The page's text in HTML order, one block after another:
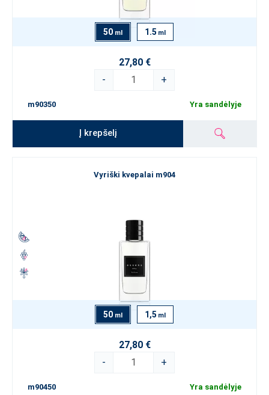
50 ml 1.5 ml
27,80 €
-
+
m90350 Yra sandėlyje
Į krepšelį
Vyriški kvepalai m904
50 ml 1,5 ml
27,80 €
-
+
m90450 Yra sandėlyje